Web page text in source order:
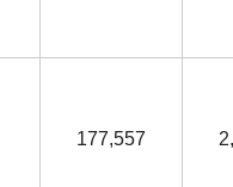
177,557